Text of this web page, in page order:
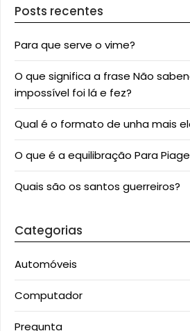
Posts recentes
Para que serve o vime?
O que significa a frase Não
impossível foi lá e fez?
Qual é o formato de unha mais
O que é a equilibração Para
Quais são os santos guerreiros?
Categorias
Automóveis
Computador
Pregunta